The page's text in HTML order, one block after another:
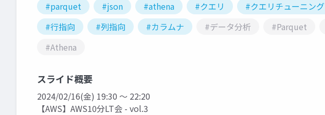
#parquet #json #athena #クエリ #クエリチューニング
#行指向
#列指向 #カラムナ #データ分析 #Parquet
#Athena
スライド概要
2024/02/16(金) 19:30 〜 22:20
【AWS】AWS10分LT会 - vol.3